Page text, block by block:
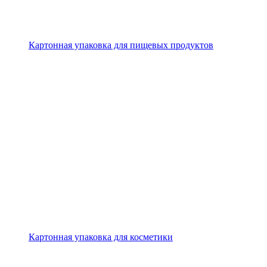
Картонная упаковка для пищевых продуктов
Картонная упаковка для косметики